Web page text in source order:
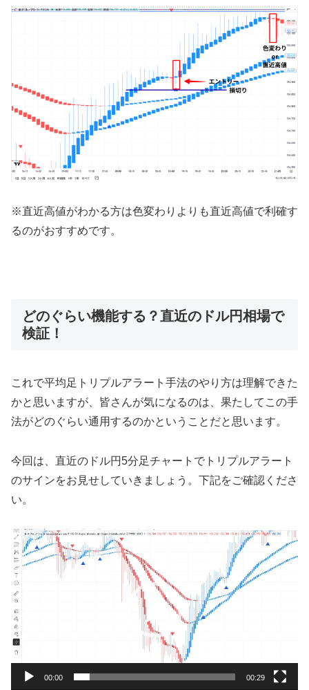
※直近高値がわかる方は色変わりよりも直近高値で利確す
るのがおすすめです。
どのぐらい機能する？直近のドル円相場で
検証！
これで平均足トリプルアラート手法のやり方は理解できた
かと思いますが、皆さんが気になるのは、果たしてこの手
法がどのぐらい通用するのかということだと思います。
今回は、直近のドル円5分足チャートでトリプルアラート
のサインをお見せしていきましょう。下記をご確認くださ
い。
動
画
プ
レ
ー
ヤ
ー
00:00 00:29